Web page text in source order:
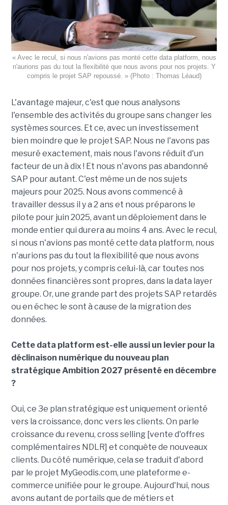
« Avec le recul, si nous n'avions pas monté cette data platform, nous
n'aurions pas du tout la flexibilité que nous avons pour nos projets. Y
compris le projet SAP repoussé. » (Photo : Thomas Léaud)
L'avantage majeur, c'est que nous analysons
l'ensemble des activités du groupe sans changer les
systèmes sources. Et ce, avec un investissement
bien moindre que le projet SAP. Nous ne l'avons pas
mesuré exactement, mais nous l'avons réduit d'un
facteur de un à dix ! Et nous n'avons pas abandonné
SAP pour autant. C'est même un de nos sujets
majeurs pour 2025. Nous avons commencé à
travailler dessus il y a 2 ans et nous préparons le
pilote pour juin 2025, avant un déploiement dans le
monde entier qui durera au moins 4 ans. Avec le recul,
si nous n'avions pas monté cette data platform, nous
n'aurions pas du tout la flexibilité que nous avons
pour nos projets, y compris celui-là, car toutes nos
données financières sont propres, dans la data layer
groupe. Or, une grande part des projets SAP retardés
ou en échec le sont à cause de la migration des
données.
Cette data platform est-elle aussi un levier pour la
déclinaison numérique du nouveau plan
stratégique Ambition 2027 présenté en décembre
?
Oui, ce 3e plan stratégique est uniquement orienté
vers la croissance, donc vers les clients. On parle
croissance du revenu, cross selling [vente d'offres
complémentaires NDLR] et conquête de nouveaux
clients. Du côté numérique, cela se traduit d'abord
par le projet MyGeodis.com, une plateforme e-
commerce unifiée pour le groupe. Aujourd'hui, nous
avons autant de portails que de métiers et